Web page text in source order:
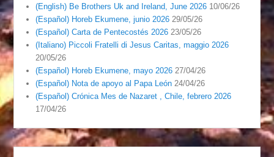
(English) Be Brothers Uk and Ireland, June 2026 10/06/26
(Español) Horeb Ekumene, junio 2026 29/05/26
(Español) Carta de Pentecostés 2026 23/05/26
(Italiano) Piccoli Fratelli di Jesus Caritas, maggio 2026
20/05/26
(Español) Horeb Ekumene, mayo 2026 27/04/26
(Español) Nota de apoyo al Papa León 24/04/26
(Español) Crónica Mes de Nazaret , Chile, febrero 2026
17/04/26